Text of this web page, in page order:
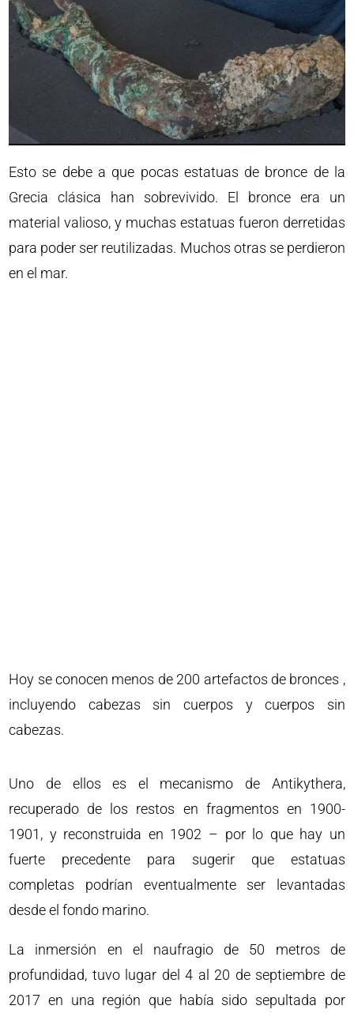
Esto se debe a que pocas estatuas de bronce de la
Grecia clásica han sobrevivido. El bronce era un
material valioso, y muchas estatuas fueron derretidas
para poder ser reutilizadas. Muchos otras se perdieron
en el mar.
Hoy se conocen menos de 200 artefactos de bronces ,
incluyendo cabezas sin cuerpos y cuerpos sin
cabezas.
Uno de ellos es el mecanismo de Antikythera,
recuperado de los restos en fragmentos en 1900-
1901, y reconstruida en 1902 – por lo que hay un
fuerte precedente para sugerir que estatuas
completas podrían eventualmente ser levantadas
desde el fondo marino.
La inmersión en el naufragio de 50 metros de
profundidad, tuvo lugar del 4 al 20 de septiembre de
2017 en una región que había sido sepultada por